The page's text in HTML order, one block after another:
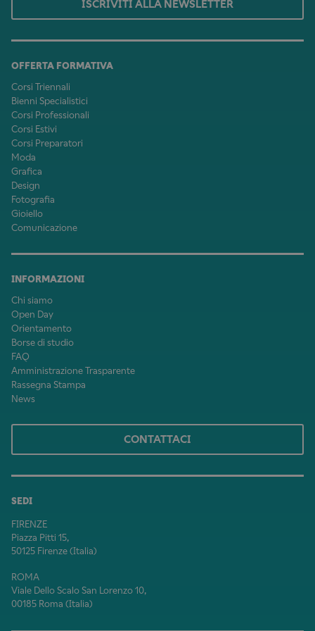
ISCRIVITI ALLA NEWSLETTER
OFFERTA FORMATIVA
Corsi Triennali
Bienni Specialistici
Corsi Professionali
Corsi Estivi
Corsi Preparatori
Moda
Grafica
Design
Fotografia
Gioiello
Comunicazione
INFORMAZIONI
Chi siamo
Open Day
Orientamento
Borse di studio
FAQ
Amministrazione Trasparente
Rassegna Stampa
News
SEDI
FIRENZE
Piazza Pitti 15,
50125 Firenze (Italia)
ROMA
Viale Dello Scalo San Lorenzo 10,
00185 Roma (Italia)
CONTATTACI